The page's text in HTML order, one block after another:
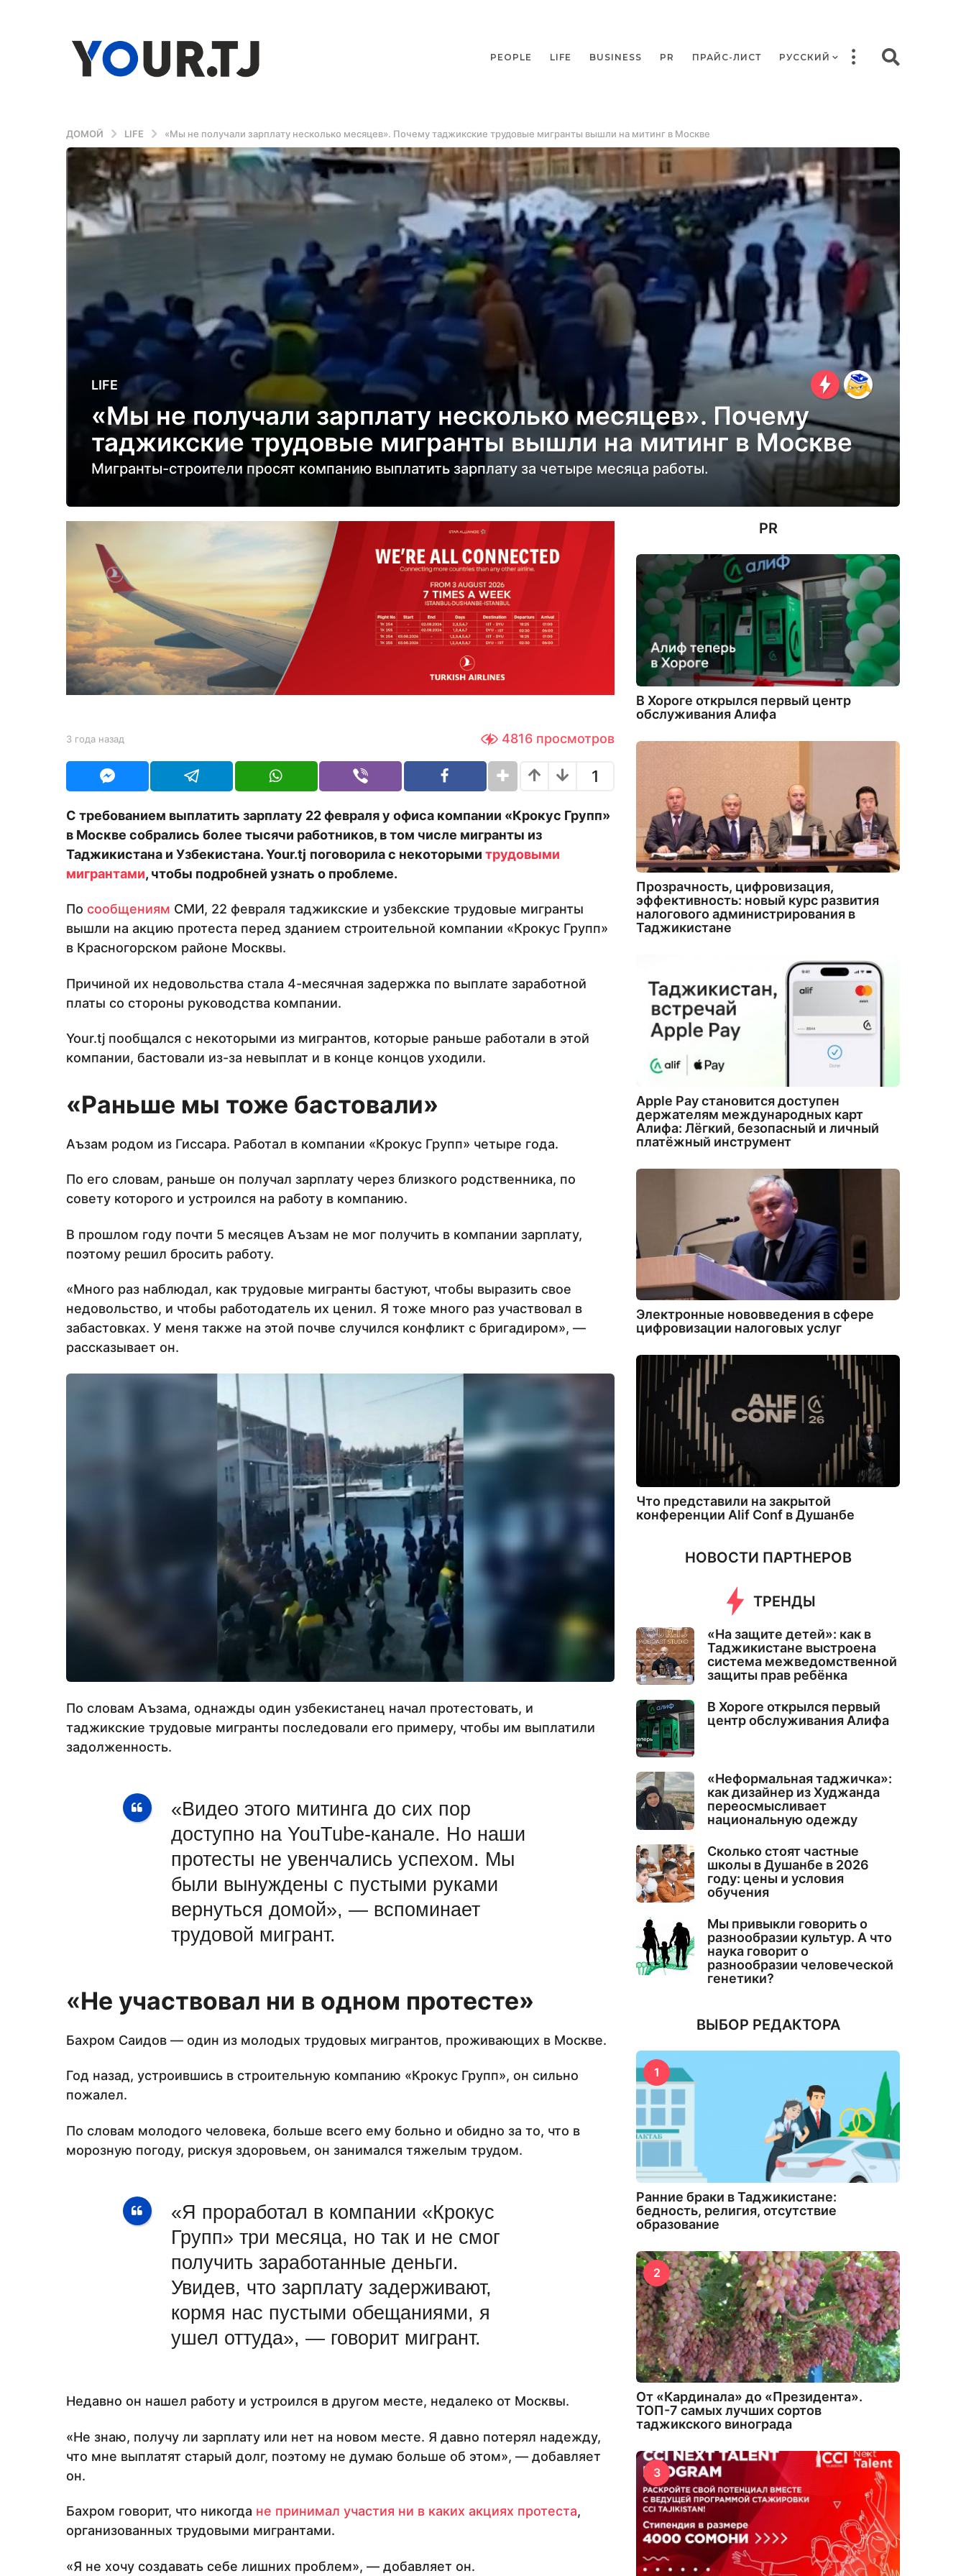
PEOPLE LIFE BUSINESS PR ПРАЙС-ЛИСТ РУССКИЙ
ДОМОЙ LIFE «Мы не получали зарплату несколько месяцев». Почему таджикские трудовые мигранты вышли на митинг в Москве
3
о
д
н
д
3
о
д
а
н
а
LIFE
«Мы не получали зарплату несколько месяцев». Почему
таджикские трудовые мигранты вышли на митинг в Москве
Мигранты-строители просят компанию выплатить зарплату за четыре месяца работы.
b
Y
U
R
3 года назад
а
а
з
д
4816 просмотров
1
С требованием выплатить зарплату 22 февраля у офиса компании «Крокус Групп»
в Москве собрались более тысячи работников, в том числе мигранты из
Таджикистана и Узбекистана.Your.tj поговорилас некоторыми трудовыми
мигрантами, чтобы подробней узнать о проблеме.
По сообщениям СМИ, 22 февраля таджикские и узбекские трудовые мигранты
вышли на акцию протеста перед зданием строительной компании «Крокус Групп»
в Красногорском районе Москвы.
Причиной их недовольства стала 4-месячная задержка по выплате заработной
платы со стороны руководства компании.
Your.tj пообщался с некоторыми из мигрантов, которые раньше работали в этой
компании, бастовали из-за невыплат и в конце концов уходили.
«Раньше мы тоже бастовали»
Аъзам родом из Гиссара. Работал в компании «Крокус Групп» четыре года.
По его словам, раньше он получал зарплату через близкого родственника, по
совету которого и устроился на работу в компанию.
В прошлом году почти 5 месяцев Аъзам не мог получить в компании зарплату,
поэтому решил бросить работу.
«Много раз наблюдал, как трудовые мигранты бастуют, чтобы выразить свое
недовольство, и чтобы работодатель их ценил. Я тоже много раз участвовал в
забастовках. У меня также на этой почве случился конфликт с бригадиром», —
рассказывает он.
По словам Аъзама, однажды один узбекистанец начал протестовать, и
таджикские трудовые мигранты последовали его примеру, чтобы им выплатили
задолженность.
«Видео этого митинга до сих пор
доступно на YouTube-канале. Но наши
протесты не увенчались успехом. Мы
были вынуждены с пустыми руками
вернуться домой», — вспоминает
трудовой мигрант.
«Не участвовал ни в одном протесте»
Бахром Саидов — один из молодых трудовых мигрантов, проживающих в Москве.
Год назад, устроившись в строительную компанию «Крокус Групп», он сильно
пожалел.
По словам молодого человека, больше всего ему больно и обидно за то, что в
морозную погоду, рискуя здоровьем, он занимался тяжелым трудом.
«Я проработал в компании «Крокус
Групп» три месяца, но так и не смог
получить заработанные деньги.
Увидев, что зарплату задерживают,
кормя нас пустыми обещаниями, я
ушел оттуда», — говорит мигрант.
Недавно он нашел работу и устроился в другом месте, недалеко от Москвы.
«Не знаю, получу ли зарплату или нет на новом месте. Я давно потерял надежду,
что мне выплатят старый долг, поэтому не думаю больше об этом», — добавляет
он.
Бахром говорит, что никогда не принимал участия ни в каких акциях протеста,
организованных трудовыми мигрантами.
«Я не хочу создавать себе лишних проблем», — добавляет он.
PR
В Хороге открылся первый центр
обслуживания Алифа
Прозрачность, цифровизация,
эффективность: новый курс развития
налогового администрирования в
Таджикистане
Apple Pay становится доступен
держателям международных карт
Алифа: Лёгкий, безопасный и личный
платёжный инструмент
Электронные нововведения в сфере
цифровизации налоговых услуг
Что представили на закрытой
конференции Alif Conf в Душанбе
НОВОСТИ ПАРТНЕРОВ
ТРЕНДЫ
«На защите детей»: как в
Таджикистане выстроена
система межведомственной
защиты прав ребёнка
В Хороге открылся первый
центр обслуживания Алифа
«Неформальная таджичка»:
как дизайнер из Худжанда
переосмысливает
национальную одежду
Сколько стоят частные
школы в Душанбе в 2026
году: цены и условия
обучения
Мы привыкли говорить о
разнообразии культур. А что
наука говорит о
разнообразии человеческой
генетики?
ВЫБОР РЕДАКТОРА
1
Ранние браки в Таджикистане:
бедность, религия, отсутствие
образование
2
От «Кардинала» до «Президента».
ТОП-7 самых лучших сортов
таджикского винограда
3